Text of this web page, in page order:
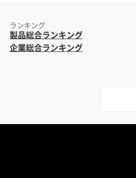
ランキング
製品総合ランキング
企業総合ランキング